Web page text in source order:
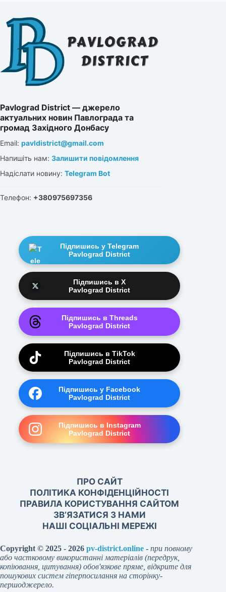
Pavlograd District — джерело
актуальних новин Павлограда та
громад Західного Донбасу
Email: pavldistrict@gmail.com
Напишіть нам: Залишити повідомлення
Надіслати новину: Telegram Bot
Телефон: +380975697356
Підпишись у Telegram
Pavlograd District
Підпишись в X
Pavlograd District
Підпишись в Threads
Pavlograd District
Підпишись в TikTok
Pavlograd District
Підпишись у Facebook
Pavlograd District
Підпишись в Instagram
Pavlograd District
ПРО САЙТ
ПОЛІТИКА КОНФІДЕНЦІЙНОСТІ
ПРАВИЛА КОРИСТУВАННЯ САЙТОМ
ЗВ’ЯЗАТИСЯ З НАМИ
НАШІ СОЦІАЛЬНІ МЕРЕЖІ
Copyright © 2025 - 2026 pv-district.online - при повному
або частковому використанні матеріалів (передрук,
копіювання, цитування) обов'язкове пряме, відкрите для
пошукових систем гіперпосилання на сторінку-
першоджерело.